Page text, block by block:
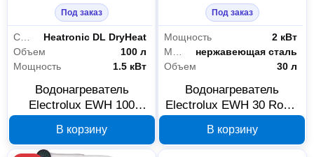
Под заказ
Серия
Heatronic DL DryHeat
Объем
100 л
Мощность
1.5 кВт
Водонагреватель
Electrolux EWH 100
1039859
В корзину
Под заказ
Мощность
2 кВт
Материал бака
нержавеющая сталь
Объем
30 л
Водонагреватель
Electrolux EWH 30 Royal
В корзину